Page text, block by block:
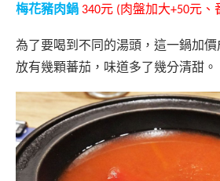
梅花豬肉鍋 340元 (肉盤加大+50元、
為了要喝到不同的湯頭，這一鍋加
放有幾顆蕃茄，味道多了幾分清甜。